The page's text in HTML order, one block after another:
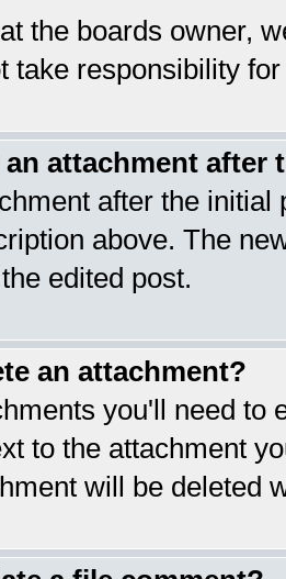
the boards owner,
take responsibility
an attachment after
after the
above. The
edited post.
an attachment?
you'll need
to the attachment
will be deleted